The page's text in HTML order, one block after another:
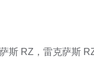
斯 RZ，雷克萨斯